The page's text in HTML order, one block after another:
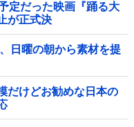
定だった映画『踊る大
が正式決
日曜の朝から素材を提
だけどお勧めな日本の